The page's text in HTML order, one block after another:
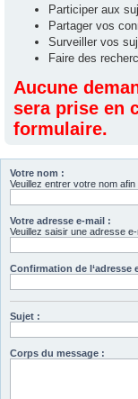
Participer aux
Partager vos
Surveiller vos
Faire des
Aucune
sera prise en
formulaire.
Votre nom :
Veuillez entrer votre nom
Votre adresse e-mail :
Veuillez saisir une adresse
Confirmation de l‘adresse
Sujet :
Corps du message :